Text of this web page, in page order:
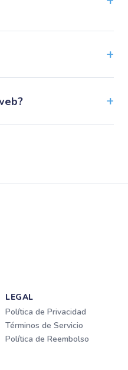
LEGAL
Política de Privacidad
Términos de Servicio
Política de Reembolso